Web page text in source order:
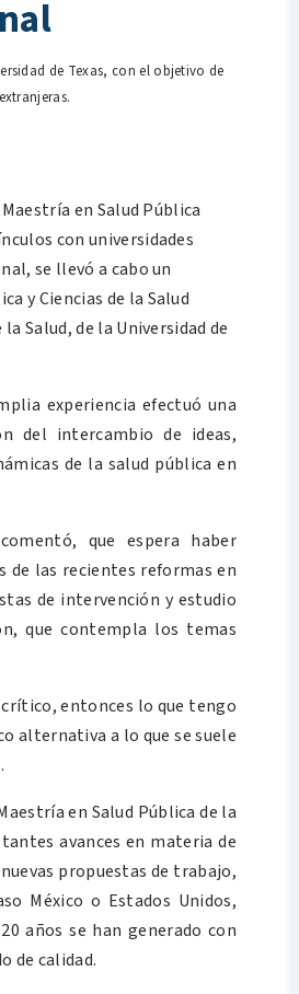
de Texas, con el objetivo de
en Salud Pública
con universidades
se llevó a cabo un
y Ciencias de la Salud
Salud, de la Universidad de
experiencia efectuó una
del intercambio de ideas,
de la salud pública en
que espera haber
de las recientes reformas en
de intervención y estudio
que contempla los temas
entonces lo que tengo
alternativa a lo que se suele
en Salud Pública de la
avances en materia de
propuestas de trabajo,
México o Estados Unidos,
años se han generado con
de calidad.